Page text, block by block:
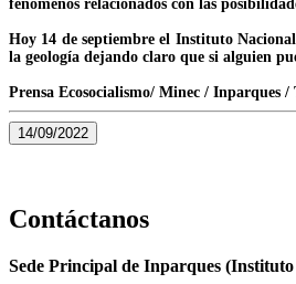
fenómenos relacionados con las
Hoy 14 de septiembre el Instituto
la geología dejando claro que si alguien
Prensa Ecosocialismo/ Minec / Inparques /
14/09/2022
Contáctanos
Sede Principal de Inparques